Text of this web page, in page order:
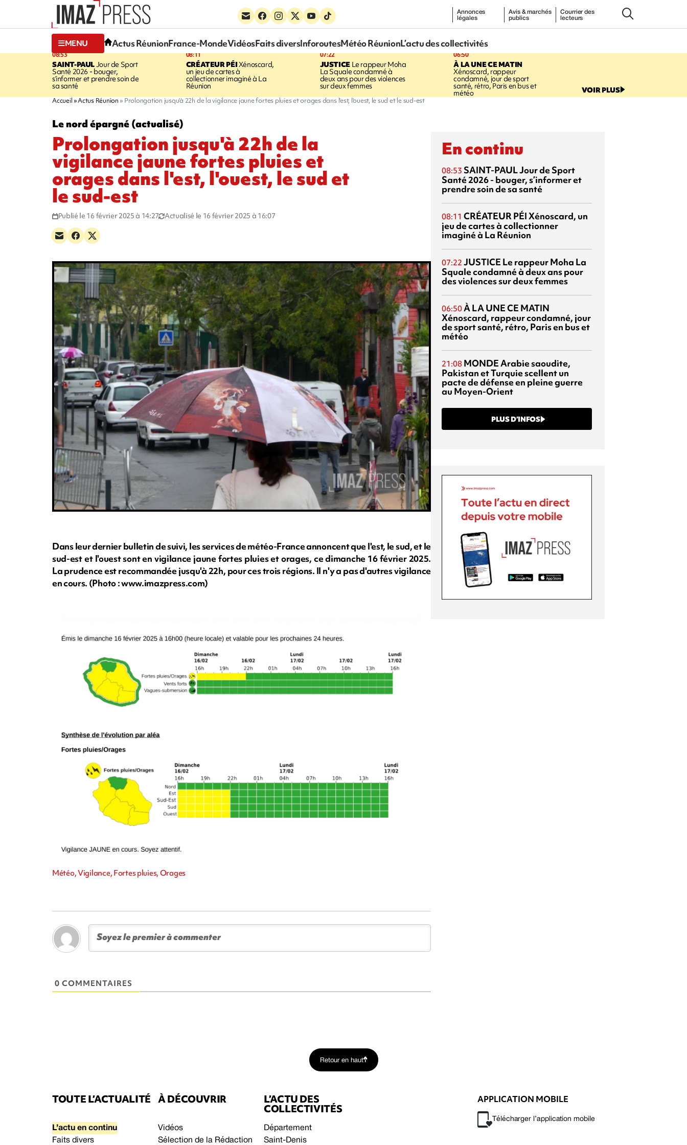
Annonces
légales
Avis & marchés
publics
Courrier des
lecteurs
MENU Actus RéunionFrance-MondeVidéosFaits diversInforoutesMétéo RéunionL’actu des collectivités
08:53
SAINT-PAULJour de Sport
Santé 2026 - bouger,
s’informer et prendre soin de
sa santé
08:11
CRÉATEUR PÉIXénoscard,
un jeu de cartes à
collectionner imaginé à La
Réunion
07:22
JUSTICELe rappeur Moha
La Squale condamné à
deux ans pour des violences
sur deux femmes
06:50
À LA UNE CE MATIN
Xénoscard, rappeur
condamné, jour de sport
santé, rétro, Paris en bus et
météo VOIR PLUS
Accueil Actus Réunion Prolongation jusqu'à 22h de la vigilance jaune fortes pluies et orages dans l'est, l'ouest, le sud et le sud-est
Le nord épargné (actualisé)
Prolongation jusqu'à 22h de la
vigilance jaune fortes pluies et
orages dans l'est, l'ouest, le sud et
le sud-est
Publié le 16 février 2025 à 14:27 Actualisé le 16 février 2025 à 16:07
Dans leur dernier bulletin de suivi, les services de météo-France annoncent que l'est, le sud, et le
sud-est et l'ouest sont en vigilance jaune fortes pluies et orages, ce dimanche 16 février 2025.
La prudence est recommandée jusqu'à 22h, pour ces trois régions. Il n'y a pas d'autres vigilance
en cours. (Photo : www.imazpress.com)
Météo, Vigilance, Fortes pluies, Orages
0 COMMENTAIRES
En continu
08:53 SAINT-PAULJour de Sport
Santé 2026 - bouger, s’informer et
prendre soin de sa santé
08:11 CRÉATEUR PÉIXénoscard, un
jeu de cartes à collectionner
imaginé à La Réunion
07:22 JUSTICE Le rappeur Moha La
Squale condamné à deux ans pour
des violences sur deux femmes
06:50À LA UNE CE MATIN
Xénoscard, rappeur condamné, jour
de sport santé, rétro, Paris en bus et
météo
21:08 MONDEArabie saoudite,
Pakistan et Turquie scellent un
pacte de défense en pleine guerre
au Moyen-Orient
PLUS D’INFOS
Retour en haut
TOUTE L’ACTUALITÉ
L’actu en continu
Faits divers
À DÉCOUVRIR
Vidéos
Sélection de la Rédaction
L’ACTU DES
COLLECTIVITÉS
Département
Saint-Denis
APPLICATION MOBILE
Télécharger l’application mobile